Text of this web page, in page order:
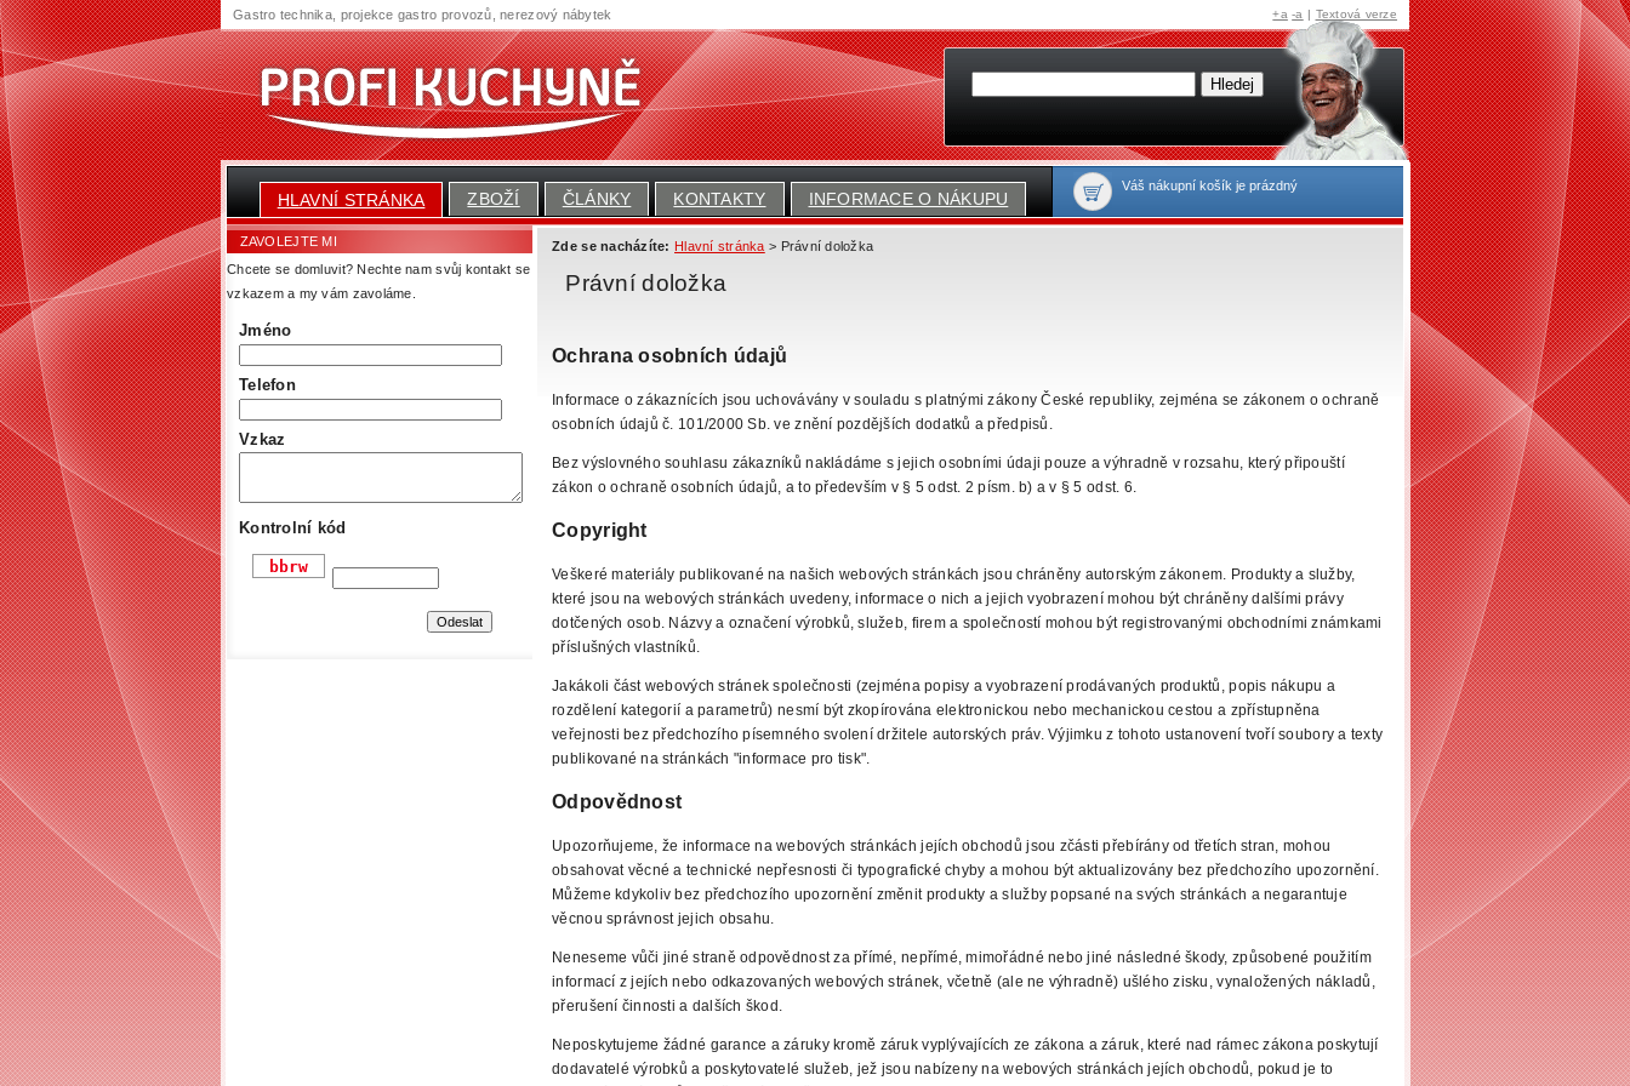
HLAVNÍ STRÁNKA ZBOŽÍ ČLÁNKY KONTAKTY INFORMACE O NÁKUPU
Váš nákupní košík je prázdný
ZAVOLEJTE MI
Chcete se domluvit? Nechte nam svůj kontakt se
vzkazem a my vám zavoláme.
Jméno
Telefon
Vzkaz
Kontrolní kód
Zde se nacházíte: Hlavní stránka > Právní doložka
Právní doložka
Ochrana osobních údajů
Informace o zákaznících jsou uchovávány v souladu s platnými zákony České republiky, zejména se zákonem o ochraně
osobních údajů č. 101/2000 Sb. ve znění pozdějších dodatků a předpisů.
Bez výslovného souhlasu zákazníků nakládáme s jejich osobními údaji pouze a výhradně v rozsahu, který připouští
zákon o ochraně osobních údajů, a to především v § 5 odst. 2 písm. b) a v § 5 odst. 6.
Copyright
Veškeré materiály publikované na našich webových stránkách jsou chráněny autorským zákonem. Produkty a služby,
které jsou na webových stránkách uvedeny, informace o nich a jejich vyobrazení mohou být chráněny dalšími právy
dotčených osob. Názvy a označení výrobků, služeb, firem a společností mohou být registrovanými obchodními známkami
příslušných vlastníků.
Jakákoli část webových stránek společnosti (zejména popisy a vyobrazení prodávaných produktů, popis nákupu a
rozdělení kategorií a parametrů) nesmí být zkopírována elektronickou nebo mechanickou cestou a zpřístupněna
veřejnosti bez předchozího písemnéhosvolení držitele autorských práv. Výjimku z tohoto ustanovení tvoří soubory a texty
publikované na stránkách "informace pro tisk".
Odpovědnost
Upozorňujeme, že informace na webových stránkách jejích obchodů jsou zčásti přebírány od třetích stran, mohou
obsahovat věcné a technické nepřesnosti či typografické chyby a mohou být aktualizovány bez předchozího upozornění.
Můžeme kdykoliv bez předchozího upozornění změnit produkty a služby popsané na svých stránkách a negarantuje
věcnou správnost jejich obsahu.
Neneseme vůči jiné straně odpovědnost za přímé, nepřímé, mimořádné nebo jiné následné škody, způsobené použitím
informací z jejích nebo odkazovaných webových stránek, včetně (ale ne výhradně) ušlého zisku, vynaložených nákladů,
přerušení činnosti a dalších škod.
Neposkytujeme žádné garance a záruky kromě záruk vyplývajících ze zákona a záruk, které nad rámec zákona poskytují
dodavatelé výrobků a poskytovatelé služeb, jež jsou nabízeny na webových stránkách jejích obchodů, pokud je to
Gastro technika, projekce gastro provozů, nerezový nábytek +a -a | Textová verze